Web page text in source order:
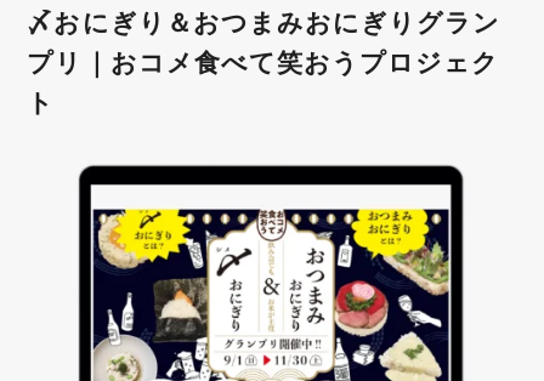
〆おにぎり＆おつまみおにぎりグラン
プリ｜おコメ食べて笑おうプロジェク
ト